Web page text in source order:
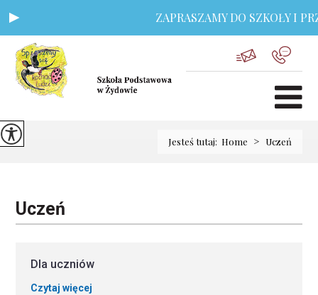
ZAPRASZAMY DO SZKOŁY I
Jesteś tutaj: Home > Uczeń
Uczeń
Dla uczniów
Czytaj więcej